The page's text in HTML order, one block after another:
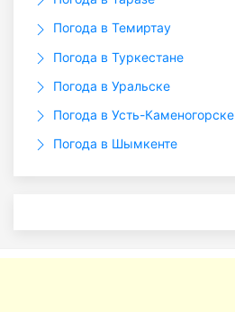
Погода в Темиртау
Погода в Туркестане
Погода в Уральске
Погода в Усть-Каменогорске
Погода в Шымкенте